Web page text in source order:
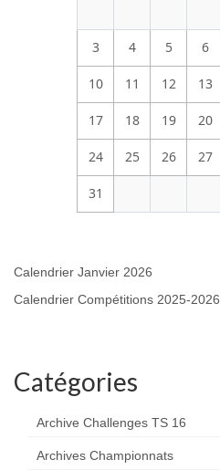
3 4 5 6
10 11 12 13
17 18 19 20
24 25 26 27
31
Calendrier Janvier 2026
Calendrier Compétitions 2025-2026
Catégories
Archive Challenges TS 16
Archives Championnats